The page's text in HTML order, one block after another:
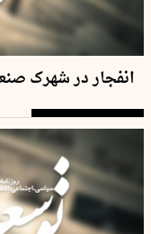
انفجار در شهرک